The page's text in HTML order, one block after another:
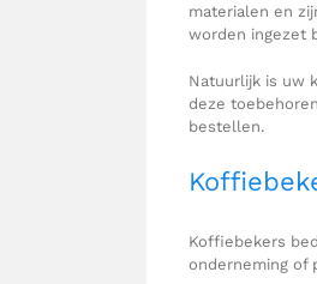
materialen en
worden ingezet
Natuurlijk is uw
deze
bestellen.
Koffiebekers
onderneming of